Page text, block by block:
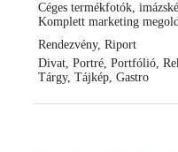
Céges termékfotók,
Komplett marketing
Rendezvény, Riport
Divat, Portré, Portfólió,
Tárgy, Tájkép, Gastro